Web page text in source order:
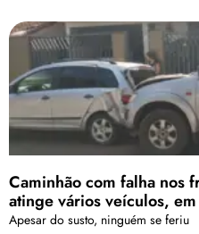
Caminhão com falha nos
atinge vários veículos,
Apesar do susto, ninguém se feriu